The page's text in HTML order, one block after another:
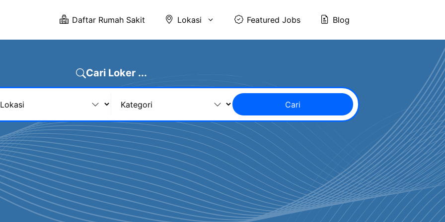
Daftar Rumah Sakit Lokasi Featured Jobs Blog
Cari Loker ...
Cari